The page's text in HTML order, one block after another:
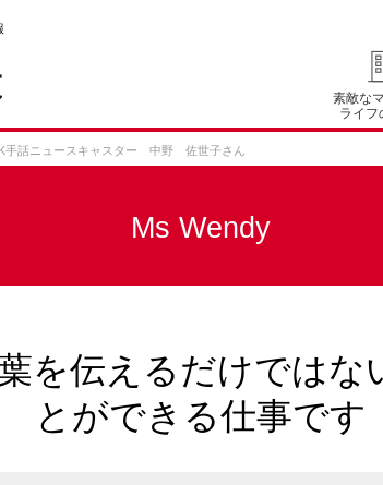
素敵な
ライフ
手話ニュースキャスター 中野 佐世子さん
Ms Wendy
を伝えるだけではな
とができる仕事です